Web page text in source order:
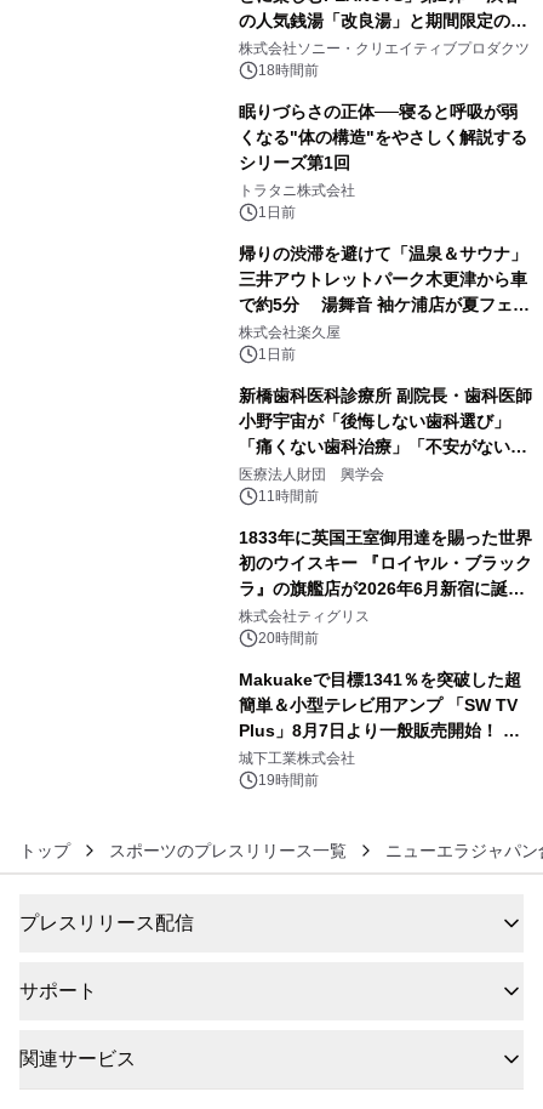
の人気銭湯「改良湯」と期間限定のコ
ラボレーション サウナイキタイコラ
ボグッズも発売決定！
株式会社ソニー・クリエイティブプロダクツ
18時間前
眠りづらさの正体──寝ると呼吸が弱
くなる"体の構造"をやさしく解説する
シリーズ第1回
トラタニ株式会社
1日前
帰りの渋滞を避けて「温泉＆サウナ」
三井アウトレットパーク木更津から車
で約5分 湯舞音 袖ケ浦店が夏フェア
メニューを提供
株式会社楽久屋
1日前
新橋歯科医科診療所 副院長・歯科医師
小野宇宙が「後悔しない歯科選び」
「痛くない歯科治療」「不安がない治
療計画」をテーマに専門監修
医療法人財団 興学会
11時間前
1833年に英国王室御用達を賜った世界
初のウイスキー 『ロイヤル・ブラック
ラ』の旗艦店が2026年6月新宿に誕
生 バカルディ ジャパンと連携した
没入型バー「BAR Arca」
株式会社ティグリス
20時間前
Makuakeで目標1341％を突破した超
簡単＆小型テレビ用アンプ 「SW TV
Plus」8月7日より一般販売開始！ ケ
ーブル1本つなぐだけ、テレビの音が
ぐっと豊かに
城下工業株式会社
19時間前
トップ スポーツのプレスリリース一覧 ニューエラジャパン
プレスリリース配信
サポート
関連サービス